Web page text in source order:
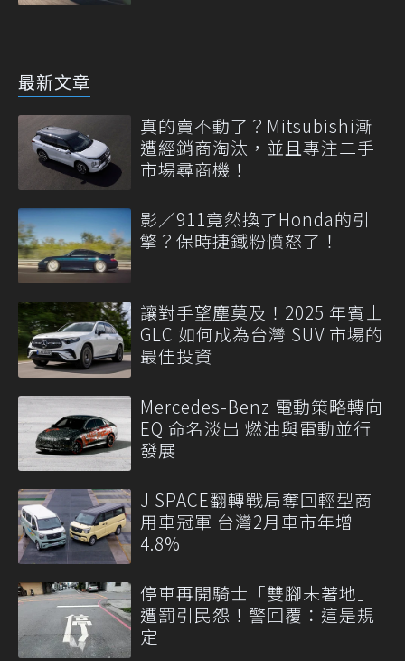
最新文章
真的賣不動了？Mitsubishi漸
遭經銷商淘汰，並且專注二手
市場尋商機！
影／911竟然換了Honda的引
擎？保時捷鐵粉憤怒了！
讓對手望塵莫及！2025 年賓士
GLC 如何成為台灣 SUV 市場的
最佳投資
Mercedes-Benz 電動策略轉向
EQ 命名淡出 燃油與電動並行
發展
J SPACE翻轉戰局奪回輕型商
用車冠軍 台灣2月車市年增
4.8%
停車再開騎士「雙腳未著地」
遭罰引民怨！警回覆：這是規
定